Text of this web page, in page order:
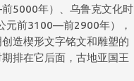
5000年）、乌鲁克文化时
元前3100—前2900年），
造楔形文字铭文和雕塑的
排在它后面，古地亚国王